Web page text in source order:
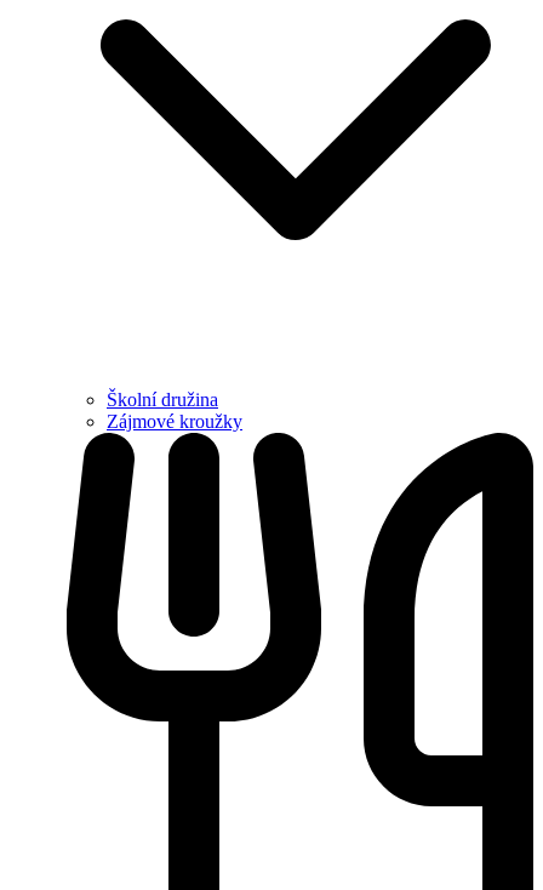
Školní družina
Zájmové kroužky